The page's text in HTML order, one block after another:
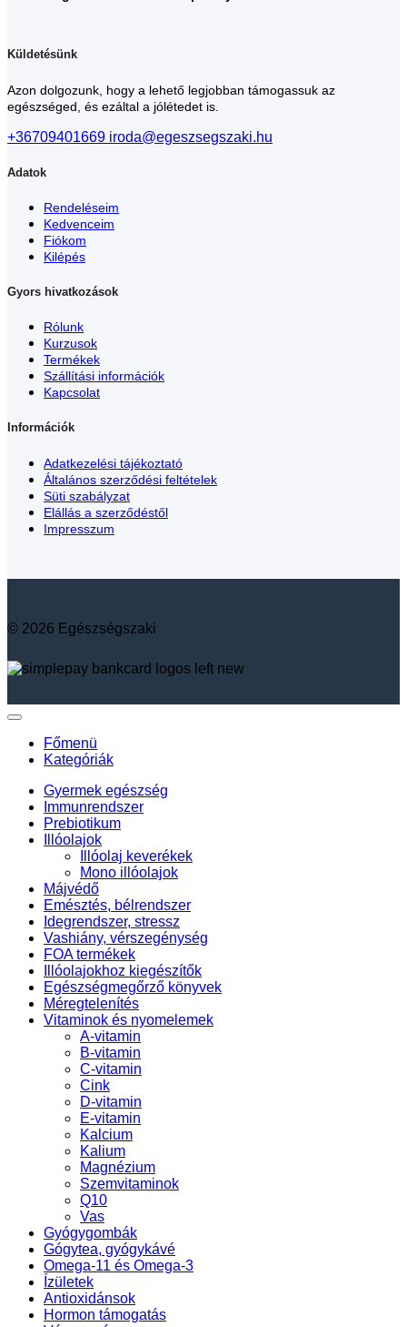
Küldetésünk
Azon dolgozunk, hogy a lehető legjobban támogassuk az
egészséged, és ezáltal a jólétedet is.
+36709401669 iroda@egeszsegszaki.hu
Adatok
Rendeléseim
Kedvenceim
Fiókom
Kilépés
Gyors hivatkozások
Rólunk
Kurzusok
Termékek
Szállítási információk
Kapcsolat
Információk
Adatkezelési tájékoztató
Általános szerződési feltételek
Süti szabályzat
Elállás a szerződéstől
Impresszum
© 2026 Egészségszaki
Főmenü
Kategóriák
Gyermek egészség
Immunrendszer
Prebiotikum
Illóolajok
Illóolaj keverékek
Mono illóolajok
Májvédő
Emésztés, bélrendszer
Idegrendszer, stressz
Vashiány, vérszegénység
FOA termékek
Illóolajokhoz kiegészítők
Egészségmegőrző könyvek
Méregtelenítés
Vitaminok és nyomelemek
A-vitamin
B-vitamin
C-vitamin
Cink
D-vitamin
E-vitamin
Kalcium
Kalium
Magnézium
Szemvitaminok
Q10
Vas
Gyógygombák
Gógytea, gyógykávé
Omega-11 és Omega-3
Ízületek
Antioxidánsok
Hormon támogatás